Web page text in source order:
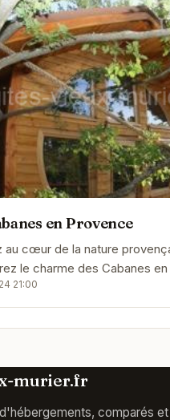
en Provence
au cœur de la nature
le charme des Cabanes
à Entrechaux, ces cabanes
21:00
murier.fr
comparés et